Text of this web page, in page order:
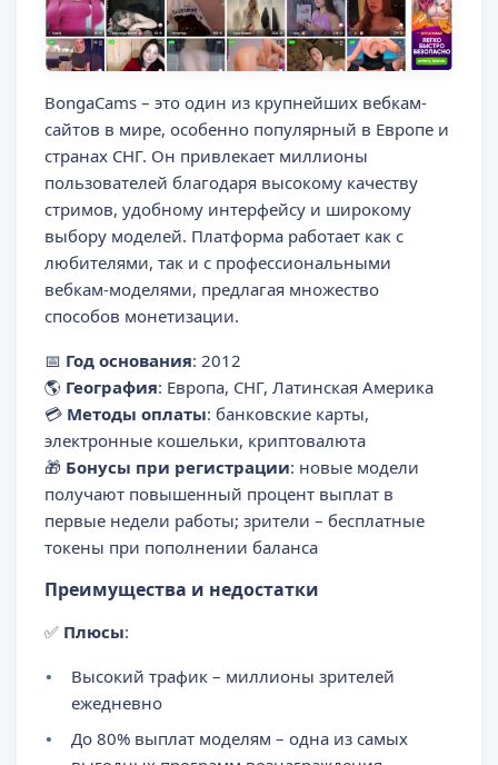
BongaCams – это один из крупнейших вебкам-
сайтов в мире, особенно популярный в Европе и
странах СНГ. Он привлекает миллионы
пользователей благодаря высокому качеству
стримов, удобному интерфейсу и широкому
выбору моделей. Платформа работает как с
любителями, так и с профессиональными
вебкам-моделями, предлагая множество
способов монетизации.
📅 Год основания: 2012
🌎 География: Европа, СНГ, Латинская Америка
💳 Методы оплаты: банковские карты,
электронные кошельки, криптовалюта
🎁 Бонусы при регистрации: новые модели
получают повышенный процент выплат в
первые недели работы; зрители – бесплатные
токены при пополнении баланса
Преимущества и недостатки
✅ Плюсы:
Высокий трафик – миллионы зрителей
ежедневно
До 80% выплат моделям – одна из самых